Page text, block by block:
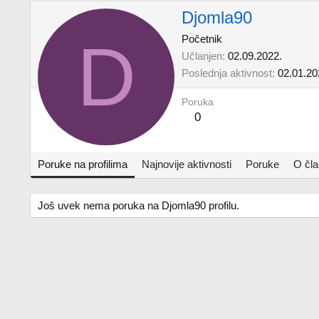
D
Djomla90
Početnik
Učlanjen 02.09.2022.
Poslednja aktivnost
Poruka
0
Poruke na profilima Najnovije aktivnosti Poruke O
Još uvek nema poruka na Djomla90 profilu.